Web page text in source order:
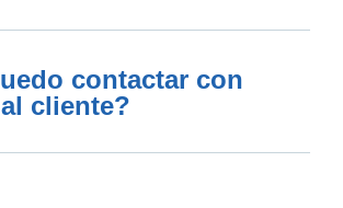
contactar con
cliente?